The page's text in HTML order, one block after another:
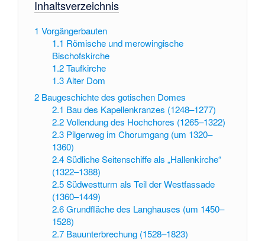
Inhaltsverzeichnis
1 Vorgängerbauten
1.1 Römische und merowingische
Bischofskirche
1.2 Taufkirche
1.3 Alter Dom
2 Baugeschichte des gotischen Domes
2.1 Bau des Kapellenkranzes (1248–1277)
2.2 Vollendung des Hochchores (1265–1322)
2.3 Pilgerweg im Chorumgang (um 1320–
1360)
2.4 Südliche Seitenschiffe als „Hallenkirche“
(1322–1388)
2.5 Südwestturm als Teil der Westfassade
(1360–1449)
2.6 Grundfläche des Langhauses (um 1450–
1528)
2.7 Bauunterbrechung (1528–1823)